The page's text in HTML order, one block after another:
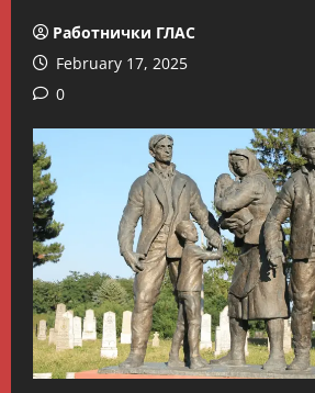
Работнички ГЛАС
February 17, 2025
0